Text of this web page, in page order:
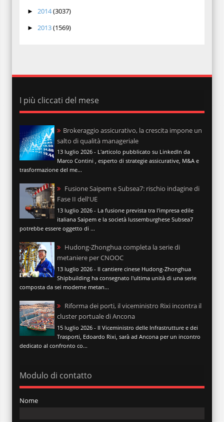
► 2014(3037)
► 2013(1569)
I più cliccati del mese
Brokeraggio assicurativo, la crescita impone un
salto di qualità manageriale
13 luglio 2026 - L'articolo pubblicato su LinkedIn da
Marco Contini , esperto di strategie assicurative, M&A e
trasformazione del me...
Fusione Saipem e Subsea7: rischio indagine di
Fase II dell'UE
13 luglio 2026 - La fusione prevista tra l'impresa edile
italiana Saipem e la società lussemburghese Subsea7
potrebbe essere oggetto di ...
Hudong-Zhonghua completa la serie di
metaniere per CNOOC
13 luglio 2026 - Il cantiere cinese Hudong-Zhonghua
Shipbuilding ha consegnato l'ultima unità di una serie
composta da sei moderne metan...
Riforma dei porti, il viceministro Rixi incontra il
cluster portuale di Ancona
15 luglio 2026 - Il Viceministro delle Infrastrutture e dei
Trasporti, Edoardo Rixi, sarà ad Ancona per un incontro
dedicato al confronto co...
Modulo di contatto
Nome